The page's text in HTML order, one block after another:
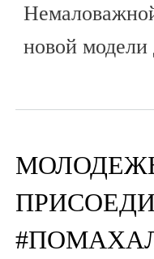
новой модели